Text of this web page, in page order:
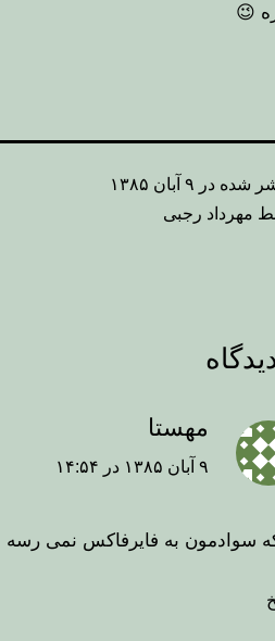
😉
شده در ۹ آبان ۱۳۸۵
مهرداد رجبی
مهستا
۹ آبان ۱۳۸۵ در ۱۴:۵۴
سوادمون به فایرفاکس نمی